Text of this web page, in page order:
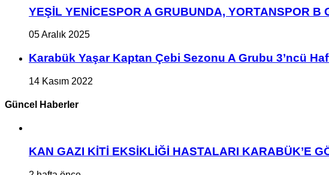
YEŞİL YENİCESPOR A GRUBUNDA, YORTANSPOR B
05 Aralık 2025
Karabük Yaşar Kaptan Çebi Sezonu A Grubu 3’ncü
14 Kasım 2022
Güncel Haberler
KAN GAZI KİTİ EKSİKLİĞİ HASTALARI KARABÜK’E